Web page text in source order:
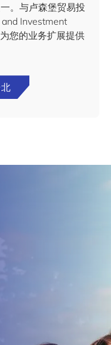
。与卢森堡贸易投
Investment
您的业务扩展提供